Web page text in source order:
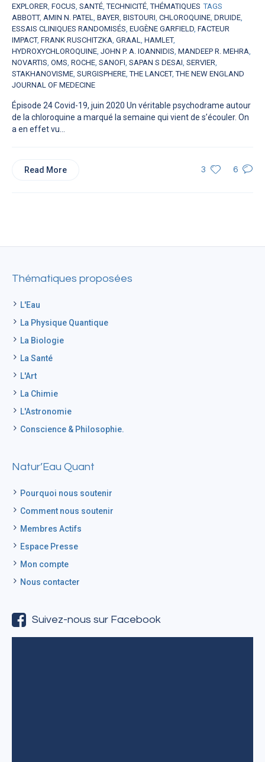
EXPLORER FOCUS SANTÉ ,TECHNICITÉ ,THÉMATIQUES TAGS
ABBOTT, AMIN N. PATEL BAYER BISTOURI CHLOROQUINE DRUIDE
ESSAIS CLINIQUES RANDOMISÉS EUGÈNE GARFIELD FACTEUR
IMPACT, FRANK RUSCHITZKA GRAAL HAMLET,
HYDROXYCHLOROQUINE JOHN P. A. IOANNIDIS MANDEEP R. MEHRA
NOVARTIS OMS ROCHE SANOFI SAPAN S DESAI SERVIER
STAKHANOVISME SURGISPHERE ,THE LANCET,THE NEW ENGLAND
JOURNAL OF MEDECINE
Épisode 24 Covid-19, juin 2020 Un véritable psychodrame autour
de la chloroquine a marqué la semaine qui vient de s’écouler. On
a en effet vu...
3 6
Read More
Thématiques proposées
L'Eau
La Physique Quantique
La Biologie
La Santé
L'Art
La Chimie
L'Astronomie
Conscience & Philosophie.
Natur’Eau Quant
Pourquoi nous soutenir
Comment nous soutenir
Membres Actifs
Espace Presse
Mon compte
Nous contacter
Suivez-nous sur Facebook